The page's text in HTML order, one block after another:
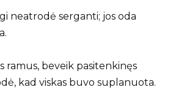
neatrodė serganti; jos oda
ramus, beveik pasitenkinęs
kad viskas buvo suplanuota.